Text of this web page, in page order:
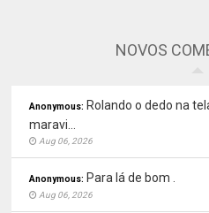
NOVOS
Anonymous: Rolando o dedo na
maravi...
Aug 06, 2026
Anonymous: Para lá de bom .
Aug 06, 2026